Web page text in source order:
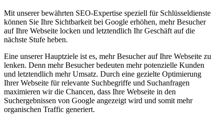
Mit unserer bewährten SEO-Expertise speziell für Schlüsseldienste
können Sie Ihre Sichtbarkeit bei Google erhöhen, mehr Besucher
auf Ihre Webseite locken und letztendlich Ihr Geschäft auf die
nächste Stufe heben.
Eine unserer Hauptziele ist es, mehr Besucher auf Ihre Webseite zu
lenken. Denn mehr Besucher bedeuten mehr potenzielle Kunden
und letztendlich mehr Umsatz. Durch eine gezielte Optimierung
Ihrer Webseite für relevante Suchbegriffe und Suchanfragen
maximieren wir die Chancen, dass Ihre Webseite in den
Suchergebnissen von Google angezeigt wird und somit mehr
organischen Traffic generiert.